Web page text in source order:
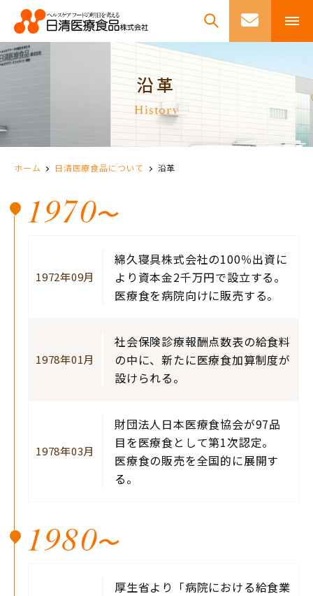
沿革
History
ホーム 日清医療食品について 沿革
1970〜
1972年09月
綿久寝具株式会社の100％出資に
より資本金2千万円で設立する。
医療食を病院向けに販売する。
1978年01月
社会保険診療報酬点数表の給食料
の中に、新たに医療食加算制度が
設けられる。
1978年03月
財団法人日本医療食協会が97品
目を医療食として第1次認定。
医療食の販売を全国的に展開す
る。
1980〜
厚生省より「病院における給食業